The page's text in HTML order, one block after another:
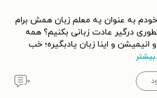
به عنوان یه معلم زبان همش برام
درگیر عادت زبانی بکنیم؟ همه
و اینا زبان یادبگیره؛ خب
بیشتر
۰